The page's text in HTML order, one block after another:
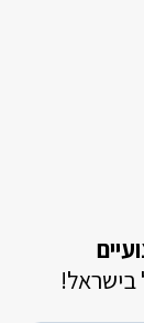
בישראל!